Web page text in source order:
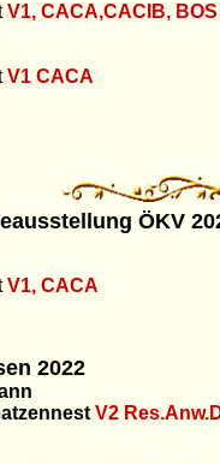
V1, CACA,CACIB, BOS
V1 CACA
ÖKV
V1, CACA
2022
V2